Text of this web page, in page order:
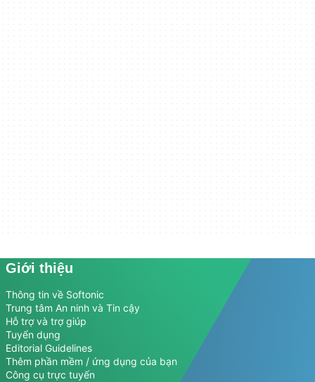
Giới thiệu
Thông tin về Softonic
Trung tâm An ninh và Tin cậy
Hỗ trợ và trợ giúp
Tuyển dụng
Editorial Guidelines
Thêm phần mềm / ứng dụng của bạn
Công cụ trực tuyến